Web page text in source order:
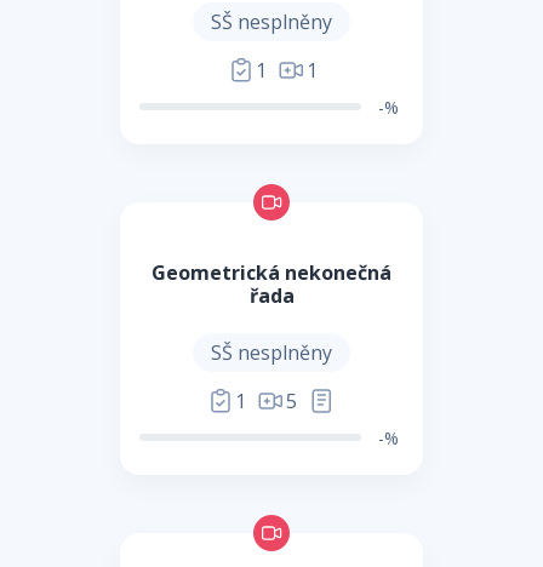
SŠ nesplněny
1
1
-%
Geometrická nekonečná
řada
SŠ nesplněny
1
5
-%